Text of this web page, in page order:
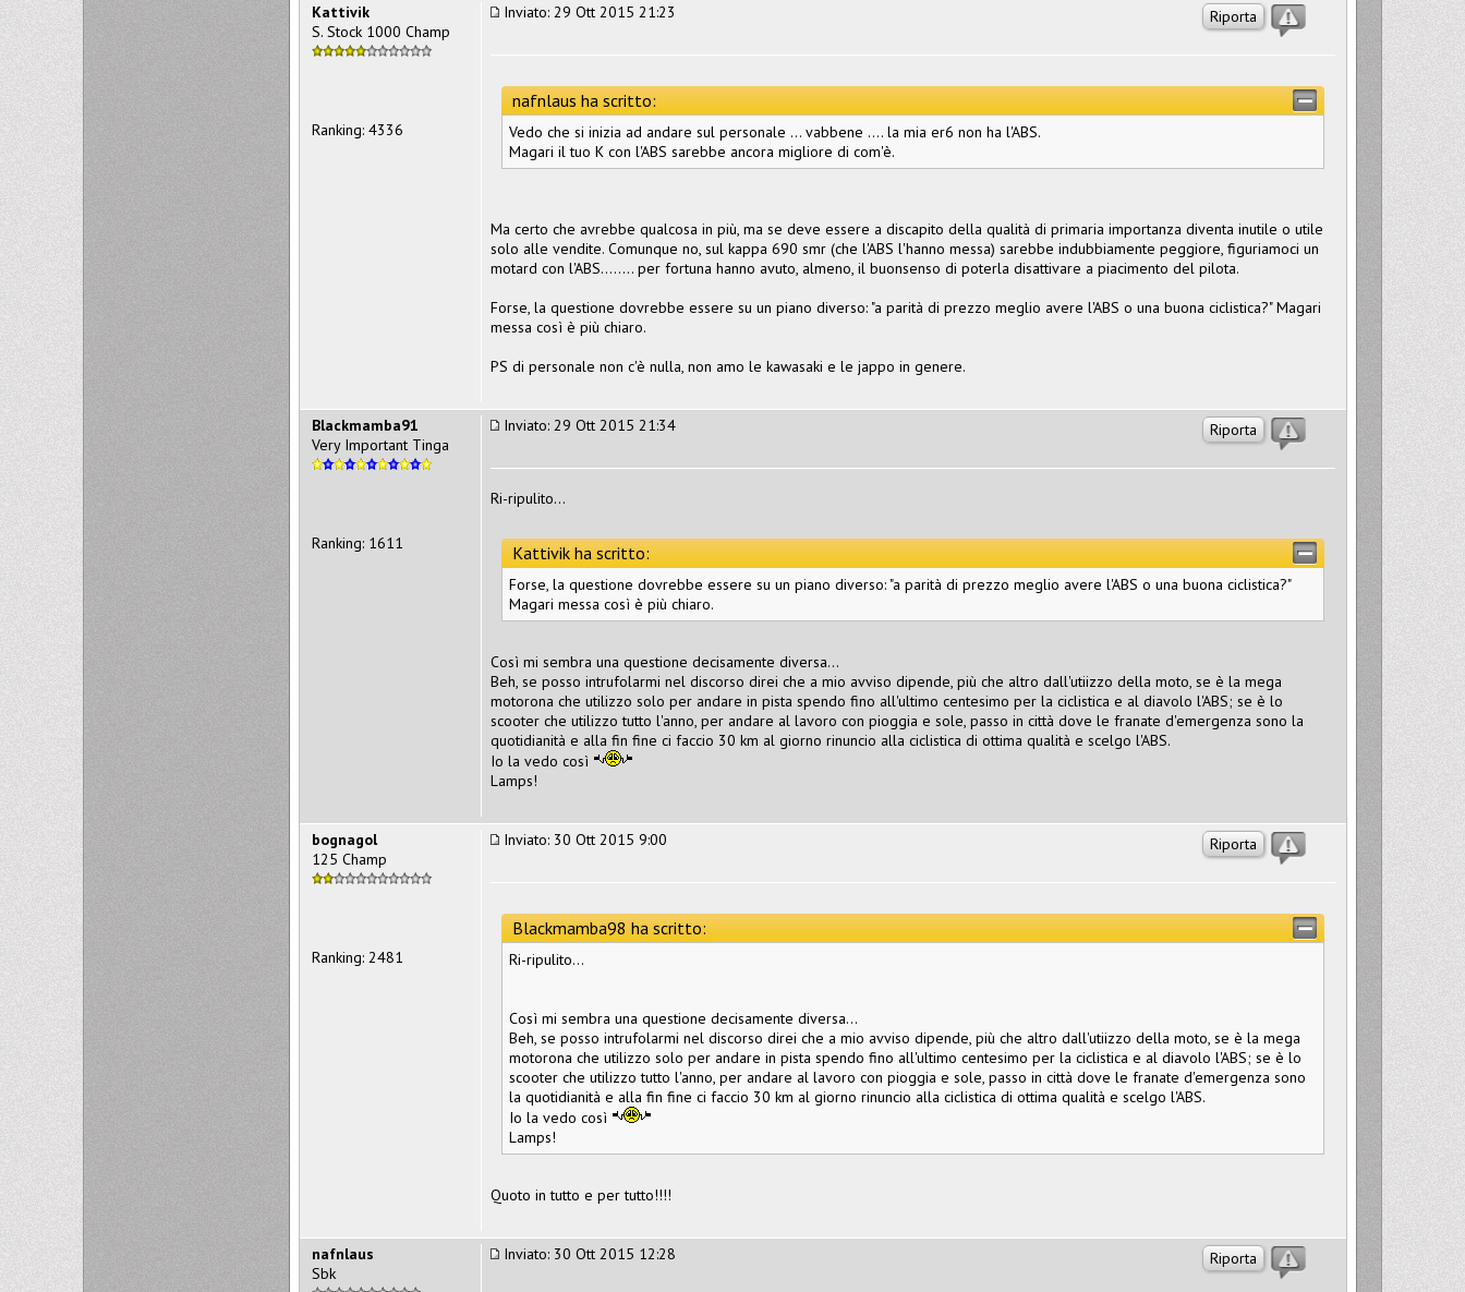
Riporta
Inviato: 29 Ott 2015 21:23
nafnlaus ha scritto:
Vedo che si inizia ad andare sul personale … vabbene …. la mia er6 non ha l'ABS.
Magari il tuo K con l'ABS sarebbe ancora migliore di com'è.
Ma certo che avrebbe qualcosa in più, ma se deve essere a discapito della qualità di primaria importanza diventa inutile o utile
solo alle vendite. Comunque no, sul kappa 690 smr (che l'ABS l'hanno messa) sarebbe indubbiamente peggiore, figuriamoci un
motard con l'ABS........ per fortuna hanno avuto, almeno, il buonsenso di poterla disattivare a piacimento del pilota.
Forse, la questione dovrebbe essere su un piano diverso: "a parità di prezzo meglio avere l'ABS o una buona ciclistica?" Magari
messa così è più chiaro.
PS di personale non c'è nulla, non amo le kawasaki e le jappo in genere.
Kattivik
S. Stock 1000 Champ
Ranking: 4336
Riporta
Inviato: 29 Ott 2015 21:34
Ri-ripulito...
Kattivik ha scritto:
Forse, la questione dovrebbe essere su un piano diverso: "a parità di prezzo meglio avere l'ABS o una buona ciclistica?"
Magari messa così è più chiaro.
Così mi sembra una questione decisamente diversa...
Beh, se posso intrufolarmi nel discorso direi che a mio avviso dipende, più che altro dall'utiizzo della moto, se è la mega
motorona che utilizzo solo per andare in pista spendo fino all'ultimo centesimo per la ciclistica e al diavolo l'ABS; se è lo
scooter che utilizzo tutto l'anno, per andare al lavoro con pioggia e sole, passo in città dove le franate d'emergenza sono la
quotidianità e alla fin fine ci faccio 30 km al giorno rinuncio alla ciclistica di ottima qualità e scelgo l'ABS.
Io la vedo così
Lamps!
Blackmamba91
Very Important Tinga
Ranking: 1611
Riporta
Inviato: 30 Ott 2015 9:00
Blackmamba98 ha scritto:
Ri-ripulito...
Così mi sembra una questione decisamente diversa...
Beh, se posso intrufolarmi nel discorso direi che a mio avviso dipende, più che altro dall'utiizzo della moto, se è la mega
motorona che utilizzo solo per andare in pista spendo fino all'ultimo centesimo per la ciclistica e al diavolo l'ABS; se è lo
scooter che utilizzo tutto l'anno, per andare al lavoro con pioggia e sole, passo in città dove le franate d'emergenza sono
la quotidianità e alla fin fine ci faccio 30 km al giorno rinuncio alla ciclistica di ottima qualità e scelgo l'ABS.
Io la vedo così
Lamps!
Quoto in tutto e per tutto!!!!
bognagol
125 Champ
Ranking: 2481
Riporta
Inviato: 30 Ott 2015 12:28
nafnlaus
Sbk